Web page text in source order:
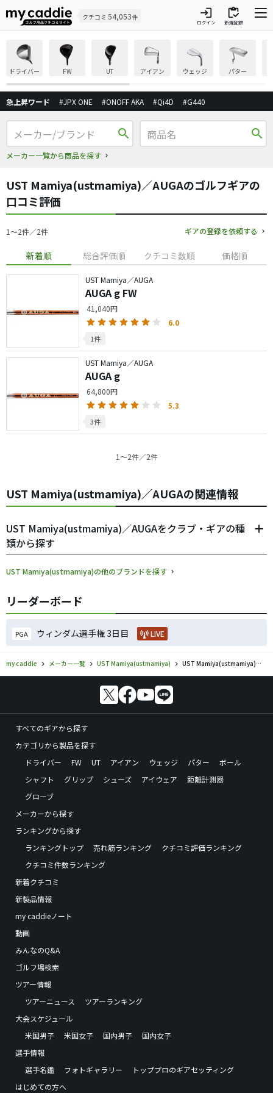
クチコミ 54,053件 login
ログイン
inventory
新規登録
ドライバー FW UT アイアン ウェッジ パター
急上昇ワード #JPX ONE #ONOFF AKA #Qi4D #G440
search
メーカー一覧から商品を探す
search
UST Mamiya(ustmamiya)／AUGAのゴルフギアの
口コミ評価
1〜2件／2件 ギアの登録を依頼する
新着順 総合評価順 クチコミ数順 価格順
UST Mamiya／AUGA
AUGA g FW
41,040円
6.0
1件
UST Mamiya／AUGA
AUGA g
64,800円
5.3
3件
1〜2件／2件
UST Mamiya(ustmamiya)／AUGAの関連情報
UST Mamiya(ustmamiya)／AUGAをクラブ・ギアの種
類から探す
UST Mamiya(ustmamiya)の他のブランドを探す
リーダーボード
PGA ウィンダム選手権 3日目 LIVE
my caddie メーカー一覧 UST Mamiya(ustmamiya) UST Mamiya(ustmamiya)／AUGAのゴルフギアの口コミ評価
すべてのギアから探す
カテゴリから製品を探す
ドライバー
FW UT アイアン ウェッジ パター
ボール
シャフト
グリップ シューズ アイウェア
距離計測器
グローブ
メーカーから探す
ランキングから探す
ランキングトップ
売れ筋ランキング
クチコミ評価ランキング
クチコミ件数ランキング
新着クチコミ
新製品情報
my caddieノート
動画
みんなのQ&A
ゴルフ場検索
ツアー情報
ツアーニュース
ツアーランキング
大会スケジュール
米国男子
米国女子 国内男子
国内女子
選手情報
選手名鑑
フォトギャラリー
トッププロのギアセッティング
はじめての方へ